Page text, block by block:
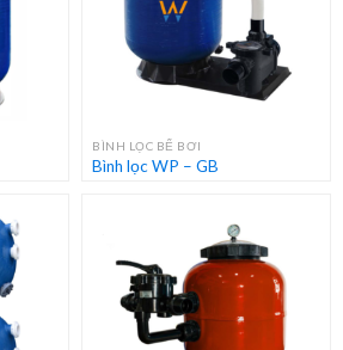
BÌNH LỌC BỂ BƠI
Bình lọc WP – GB